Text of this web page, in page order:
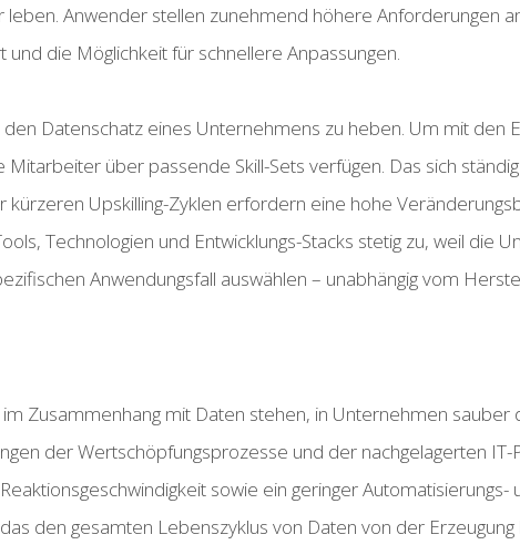
Anwender stellen zunehmend höhere Anforderungen
die Möglichkeit für schnellere Anpassungen.
Datenschatz eines Unternehmens zu heben. Um mit den
über passende Skill-Sets verfügen. Das sich
Upskilling-Zyklen erfordern eine hohe
Technologien und Entwicklungs-Stacks stetig zu, weil die
Anwendungsfall auswählen – unabhängig vom
Zusammenhang mit Daten stehen, in Unternehmen
der Wertschöpfungsprozesse und der nachgelagerten IT-
sowie ein geringer Automatisierungs-
den gesamten Lebenszyklus von Daten von der